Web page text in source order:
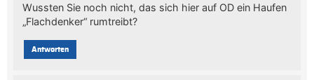
Wussten Sie noch nicht, das sich hier auf OD ein Haufen
„Flachdenker“ rumtreibt?
Antworten